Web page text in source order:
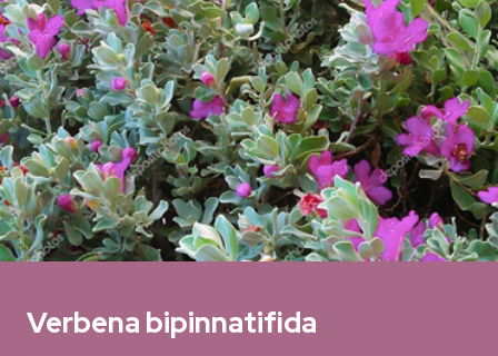
Verbena bipinnatifida